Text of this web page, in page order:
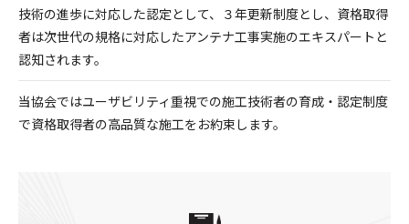
技術の進歩に対応した認定として、３年更新制度とし、資格取得
者は次世代の規格に対応したアンテナ工事実施のエキスパートと
認知されます。
当協会ではユーザビリティ重視での施工技術者の育成・認定制度
で資格取得者の高品質な施工をお約束します。